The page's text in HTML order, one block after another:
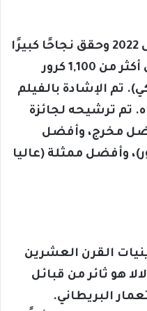
تم عرض الفيلم في 25 مارس 2022 وحقق نجاحًا كبيرًا
في شباك التذاكر، حيث حقق أكثر من 1,100 كرور
أمريكي). تم الإشادة بالفيلم
تم ترشيحه لجائزة
مخرج، وأفضل
وأفضل ممثلة (عاليا
القرن العشرين
هو ثائر من قبائل
البريطاني.